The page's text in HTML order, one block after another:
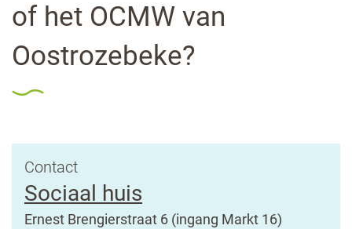
of het OCMW van
Oostrozebeke?
Contact
Sociaal huis
Adres
Ernest Brengierstraat 6 (ingang Markt 16)